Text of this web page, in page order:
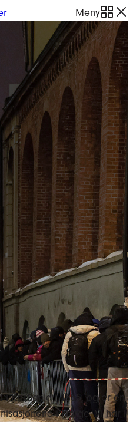
Meny
i Kristiania i 1855, og er en
i Norge. Vi har i